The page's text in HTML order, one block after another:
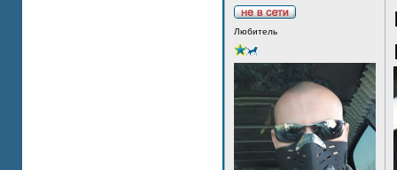
Любитель